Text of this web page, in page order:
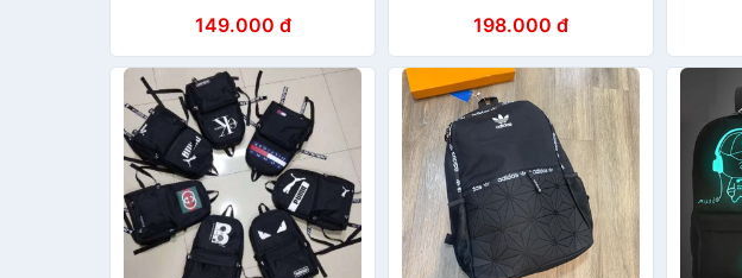
149.000 đ 198.000 đ